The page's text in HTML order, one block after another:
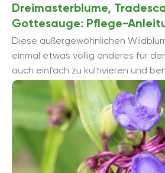
Dreimasterblume,
Gottesauge: Pflege-
Diese außergewöhnlichen
einmal etwas völlig anderes für
auch einfach zu kultivieren und
Pflege. Die Rede ...